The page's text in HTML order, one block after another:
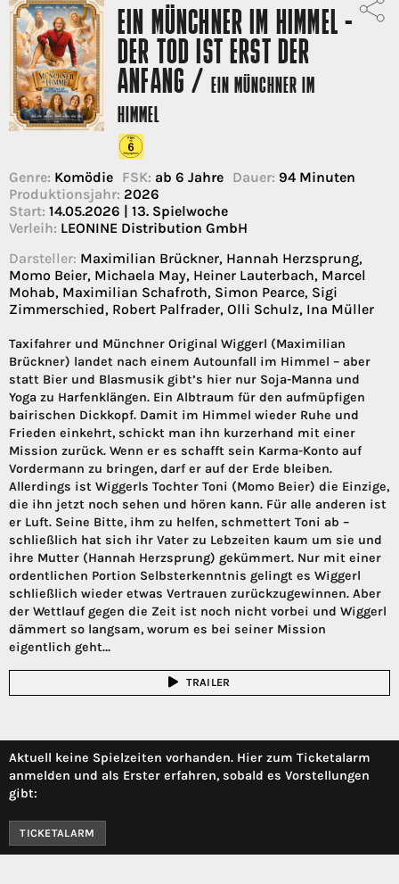
EIN MÜNCHNER IM HIMMEL -
DER TOD IST ERST DER
ANFANG / EIN MÜNCHNER IM
HIMMEL
Genre: Komödie FSK: ab 6 Jahre Dauer: 94 Minuten
Produktionsjahr: 2026
Start: 14.05.2026 | 13. Spielwoche
Verleih: LEONINE Distribution GmbH
Darsteller: Maximilian Brückner, Hannah Herzsprung,
Momo Beier, Michaela May, Heiner Lauterbach, Marcel
Mohab, Maximilian Schafroth, Simon Pearce, Sigi
Zimmerschied, Robert Palfrader, Olli Schulz, Ina Müller
Taxifahrer und Münchner Original Wiggerl (Maximilian
Brückner) landet nach einem Autounfall im Himmel – aber
statt Bier und Blasmusik gibt’s hier nur Soja-Manna und
Yoga zu Harfenklängen. Ein Albtraum für den aufmüpfigen
bairischen Dickkopf. Damit im Himmel wieder Ruhe und
Frieden einkehrt, schickt man ihn kurzerhand mit einer
Mission zurück. Wenn er es schafft sein Karma-Konto auf
Vordermann zu bringen, darf er auf der Erde bleiben.
Allerdings ist Wiggerls Tochter Toni (Momo Beier) die Einzige,
die ihn jetzt noch sehen und hören kann. Für alle anderen ist
er Luft. Seine Bitte, ihm zu helfen, schmettert Toni ab –
schließlich hat sich ihr Vater zu Lebzeiten kaum um sie und
ihre Mutter (Hannah Herzsprung) gekümmert. Nur mit einer
ordentlichen Portion Selbsterkenntnis gelingt es Wiggerl
schließlich wieder etwas Vertrauen zurückzugewinnen. Aber
der Wettlauf gegen die Zeit ist noch nicht vorbei und Wiggerl
dämmert so langsam, worum es bei seiner Mission
eigentlich geht…
TRAILER
Aktuell keine Spielzeiten vorhanden. Hier zum Ticketalarm
anmelden und als Erster erfahren, sobald es Vorstellungen
gibt:
TICKETALARM